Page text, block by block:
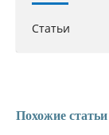
Статьи
Похожие статьи